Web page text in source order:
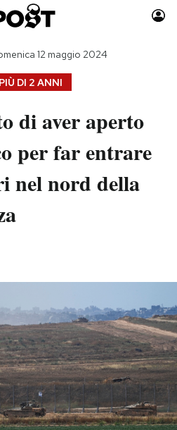
Auto
Moda
Consumismi
Storie/Idee
Mondiali calcio 2026
DI 2 ANNI
12 maggio 2024
di aver aperto
per far entrare
nel nord della